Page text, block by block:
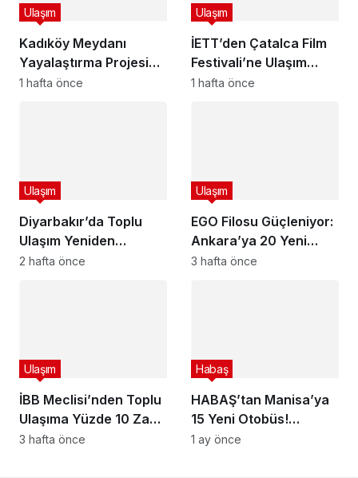
Kadıköy Meydanı
Yayalaştırma Projesi
Onaylandı: 26 Otobüs
Ulaşım
1 hafta önce
İETT’den Çatalca Film
Festivali’ne Ulaşım
Desteği: Özel Seferler
Ulaşım
1 hafta önce
Diyarbakır’da Toplu
Ulaşım Yeniden
Planlanıyor! Özel Halk
Ulaşım
2 hafta önce
EGO Filosu Güçleniyor:
Ankara’ya 20 Yeni
OTOKAR Kent LF
Ulaşım
3 hafta önce
İBB Meclisi’nden Toplu
Ulaşıma Yüzde 10 Zam
Kararı! İşte Yeni
Ulaşım
3 hafta önce
HABAŞ’tan Manisa’ya
15 Yeni Otobüs!
MANULAŞ Güçleniyor
Habaş
1 ay önce